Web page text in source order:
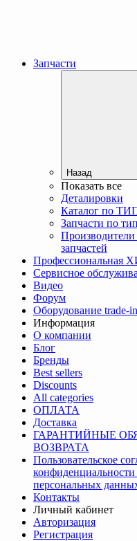
Запчасти
Назад
Показать все
Деталировки
Каталог по
Запчасти по
Производители
запчастей
Профессиональная
Сервисное
Видео
Форум
Оборудование trade-in
Информация
О компании
Блог
Бренды
Best sellers
Discounts
All categories
ОПЛАТА
Доставка
ГАРАНТИЙНЫЕ
ВОЗВРАТА
Пользовательское
персональных
Контакты
Личный кабинет
Авторизация
Регистрация